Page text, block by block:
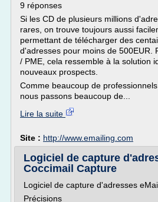
9 réponses
Si les CD de plusieurs millions
rares, on trouve toujours aussi
permettant de télécharger des
d'adresses pour moins de 500EUR.
/ PME, cela ressemble à la solution
nouveaux prospects.
Comme beaucoup de
nous passons beaucoup de...
Lire la suite
Site : http://www.emailing.com
Logiciel de capture
Coccimail Capture
Logiciel de capture d'adresses
Précisions